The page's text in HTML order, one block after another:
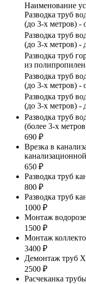
Наименование
Разводка труб
(до 3-х метров) -
Разводка труб
(до 3-х метров) -
Разводка труб
из
Разводка труб
(до 3-х метров) -
Разводка труб
(до 3-х метров) -
Разводка труб
(более 3-х
690 ₽
Врезка в
650 ₽
Разводка труб
800 ₽
Разводка труб
1000 ₽
Монтаж
1500 ₽
Монтаж
3400 ₽
Демонтаж труб
2500 ₽
Расчеканка